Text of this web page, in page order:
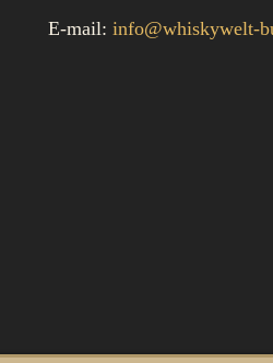
E-mail: info@whiskywelt-